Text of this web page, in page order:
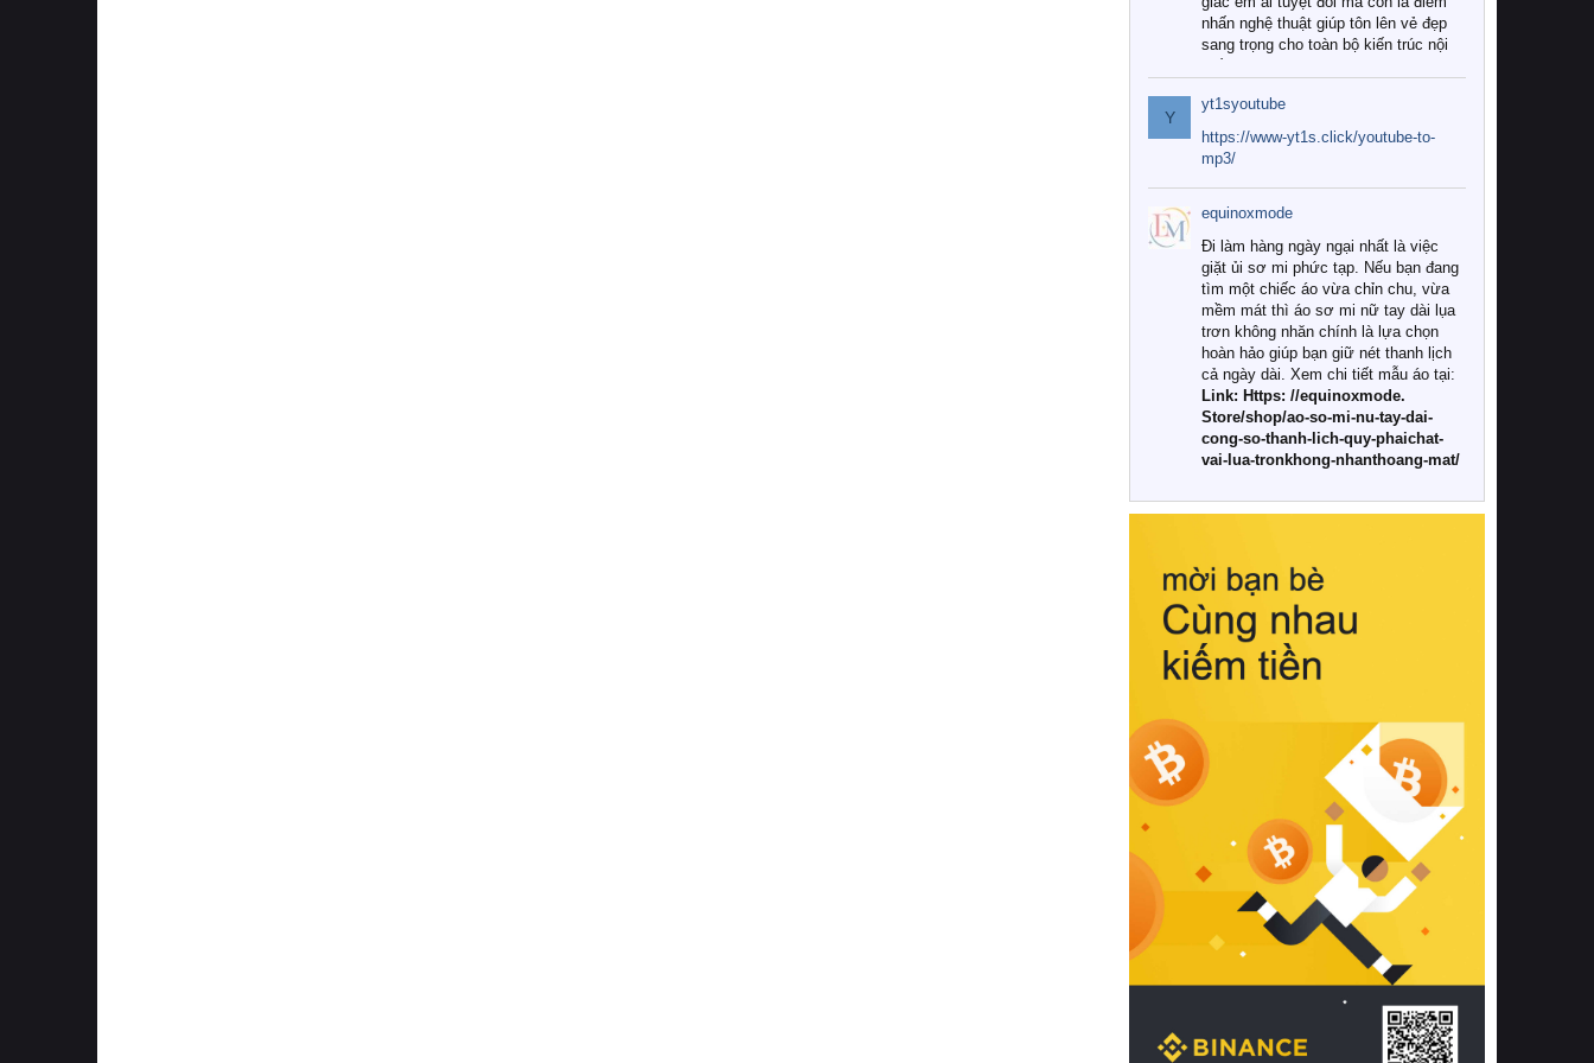
nhấn nghệ thuật giúp tôn lên vẻ đẹp
sang trọng cho toàn bộ kiến trúc nội
Tuy nhiên, giữa thị trường đa dạng
với vô vàn thương hiệu và mẫu mã
như hiện nay, làm thế nào để chọn
được những bộ chăn ga gối đệm cao
cấp thực sự chất lượng, phù hợp với
khí hậu và nhu cầu sử dụng của gia
đình? Hãy cùng chúng tôi đi tìm lời
giải đáp chi tiết qua bài viết dưới đây.
1. Tại sao các gia đình hiện đại lại ưa
chuộng chăn ga gối đệm cao cấp?
Khác với các dòng sản phẩm thông
thường, những bộ chăn ga gối đệm
cao cấp trải qua quy trình sản xuất
nghiêm ngặt từ khâu chọn lọc nguyên
liệu tự nhiên đến công nghệ dệt
nhuộm hiện đại không chứa hóa chất
này, bạn sẽ cảm nhận rõ rệt sự khác
hồi chuẩn xác của phần đệm nâng đỡ
cột sống.
Bên cạnh đó, việc lựa chọn các dòng
sản phẩm đạt chuẩn chất lượng quốc
tế còn giúp ngăn ngừa tình trạng kích
khuẩn và nấm mốc trong điều kiện
thời tiết nóng ẩm. Bạn có thể tìm hiểu
thêm các nghiên cứu khoa học về tác
động của giấc ngủ và môi trường
phòng ngủ đối với sức khỏe con
người tại Sleep Foundation (External
Link) để có cái nhìn toàn diện hơn.
2. Các tiêu chí vàng khi lựa chọn
chăn ga gối đệm cao cấp cho phòng
ngủ
Để sở hữu một bộ chăn ga gối đệm
cao cấp hoàn hảo cả về thẩm mỹ lẫn
công năng, người tiêu dùng cần cân
nhắc kỹ lưỡng các tiêu chí quan trọng
Y
yt1syoutube
https://www-yt1s.click/youtube-to-
mp3/
equinoxmode
Đi làm hàng ngày ngại nhất là việc
giặt ủi sơ mi phức tạp. Nếu bạn đang
tìm một chiếc áo vừa chỉn chu, vừa
mềm mát thì áo sơ mi nữ tay dài lụa
trơn không nhăn chính là lựa chọn
hoàn hảo giúp bạn giữ nét thanh lịch
cả ngày dài. Xem chi tiết mẫu áo tại:
Link: Https: //equinoxmode.
Store/shop/ao-so-mi-nu-tay-dai-
cong-so-thanh-lich-quy-phaichat-
vai-lua-tronkhong-nhanthoang-mat/